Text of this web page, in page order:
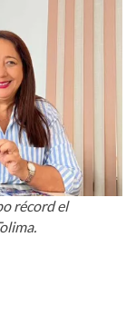
récord el